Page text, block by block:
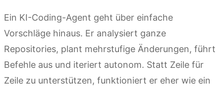
Ein KI-Coding-Agent geht über einfache
Vorschläge hinaus. Er analysiert ganze
Repositories, plant mehrstufige Änderungen, führt
Befehle aus und iteriert autonom. Statt Zeile für
Zeile zu unterstützen, funktioniert er eher wie ein